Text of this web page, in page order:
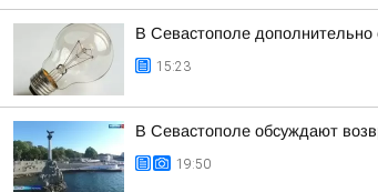
В Севастополе дополнительно
15:23
В Севастополе обсуждают
19:50